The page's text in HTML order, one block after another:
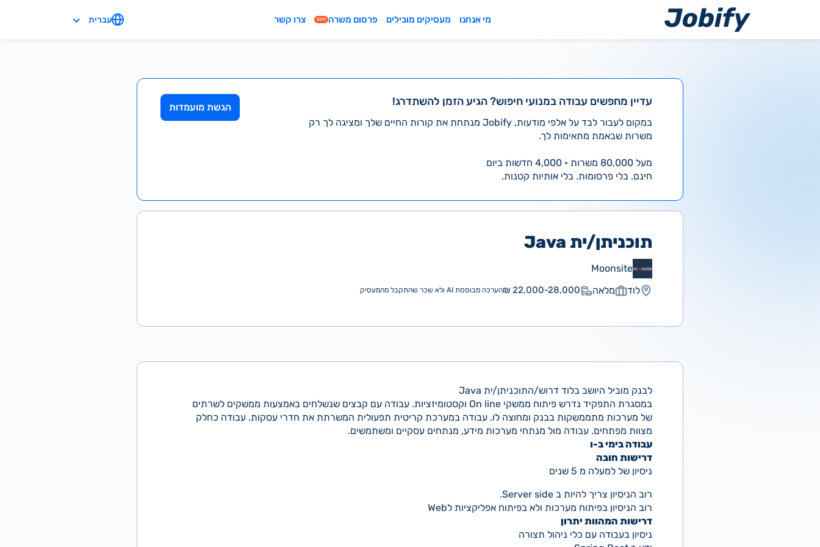
מי אנחנו מעסיקים מובילים פרסום משרה חינם צרו קשר עברית
עדיין מחפשים עבודה במנועי חיפוש? הגיע הזמן להשתדרג!
במקום לעבור לבד על אלפי מודעות, Jobify מנתחת את קורות החיים שלך ומציגה לך רק
משרות שבאמת מתאימות לך.
מעל 80,000 משרות • 4,000 חדשות ביום
חינם. בלי פרסומות. בלי אותיות קטנות.
הגשת מועמדות
תוכניתן/ית Java
Moonsite
לוד
מלאה 22,000-28,000 ₪ הערכה מבוססת AI ולא שכר שהתקבל מהמעסיק
לבנק מוביל היושב בלוד דרוש/התוכניתן/ית Java
במסגרת התפקיד נדרש פיתוח ממשקי On line וקסטומיזציות. עבודה עם קבצים שנשלחים באמצעות ממשקים לשרתים
של מערכות מתממשקות בבנק ומחוצה לו. עבודה במערכת קריטית תפעולית המשרתת את חדרי עסקות. עבודה כחלק
מצוות מפתחים. עבודה מול מנתחי מערכות מידע, מנתחים עסקיים ומשתמשים.
עבודה בימי ב-ו
דרישות חובה
ניסיון של למעלה מ 5 שנים
רוב הניסיון צריך להיות ב Server side.
רוב הניסיון בפיתוח מערכות ולא בפיתוח אפליקציות לWeb
דרישות המהוות יתרון
ניסיון בעבודה עם כלי ניהול תצורה